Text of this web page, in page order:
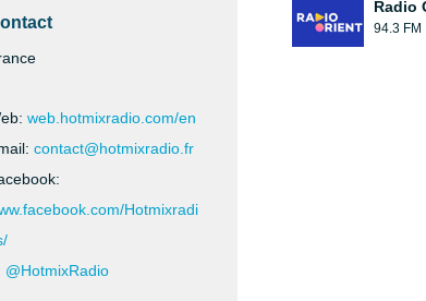
web.hotmixradio.com/en
contact@hotmixradio.fr
Hotmixradi
@HotmixRadio
Radio
94.3 FM